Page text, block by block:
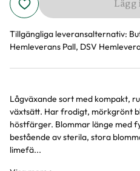
Lägg
Tillgängliga leveransalternativ:
Hemleverans Pall, DSV
Lågväxande sort med kompakt,
växtsätt. Har frodigt, mörkgrönt
höstfärger. Blommar länge med
bestående av sterila, stora
limefä...